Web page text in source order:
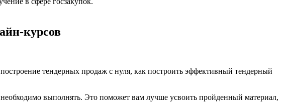
курсов
тендерных продаж с нуля, как построить эффективный тендерный
выполнять. Это поможет вам лучше усвоить пройденный материал,